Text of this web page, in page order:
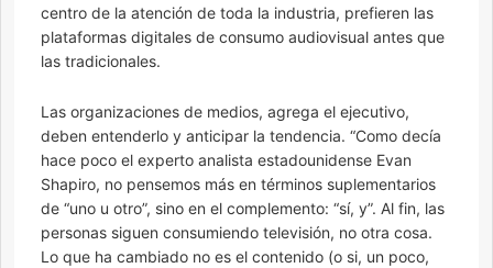
centro de la atención de toda la industria, prefieren las
plataformas digitales de consumo audiovisual antes que
las tradicionales.
Las organizaciones de medios, agrega el ejecutivo,
deben entenderlo y anticipar la tendencia. “Como decía
hace poco el experto analista estadounidense Evan
Shapiro, no pensemos más en términos suplementarios
de “uno u otro”, sino en el complemento: “sí, y”. Al fin, las
personas siguen consumiendo televisión, no otra cosa.
Lo que ha cambiado no es el contenido (o si, un poco,